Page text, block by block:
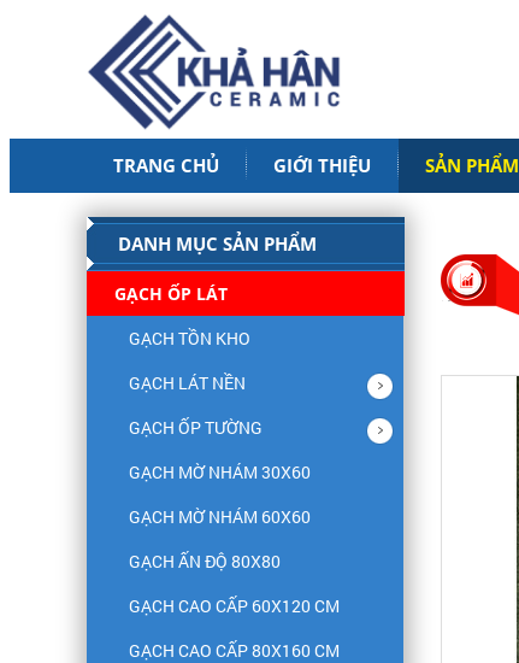
TRANG CHỦ GIỚI THIỆU SẢN PHẨM
DANH MỤC SẢN PHẨM
GẠCH ỐP LÁT
GẠCH TỒN KHO
GẠCH LÁT NỀN
GẠCH ỐP TƯỜNG
GẠCH MỜ NHÁM 30X60
GẠCH MỜ NHÁM 60X60
GẠCH ẤN ĐỘ 80X80
GẠCH CAO CẤP 60X120 CM
GẠCH CAO CẤP 80X160 CM